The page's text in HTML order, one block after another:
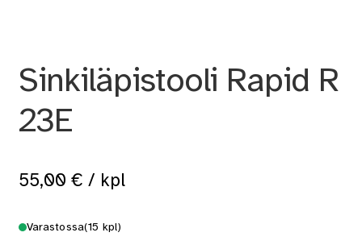
Sinkiläpistooli Rapid R
23E
55,00 € / kpl
Varastossa(15 kpl)